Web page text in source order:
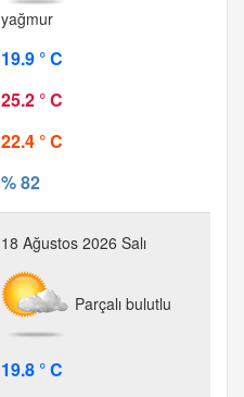
yağmur
19.9 ° C
25.2 ° C
22.4 ° C
% 82
18 Ağustos 2026 Salı
Parçalı bulutlu
19.8 ° C